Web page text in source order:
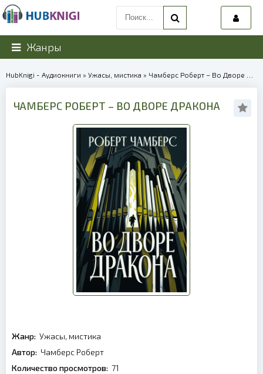
Жанры
HubKnigi - Аудиокниги » Ужасы, мистика » Чамберс Роберт – Во Дворе Дракона | 39955
ЧАМБЕРС РОБЕРТ – ВО ДВОРЕ ДРАКОНА
Жанр: Ужасы, мистика
Автор: Чамберс Роберт
Количество просмотров: 71